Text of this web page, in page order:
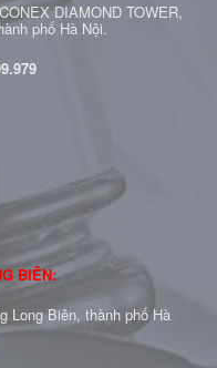
DIAMOND TOWER,
phố Hà Nội.
BIÊN:
Long Biên, thành phố Hà